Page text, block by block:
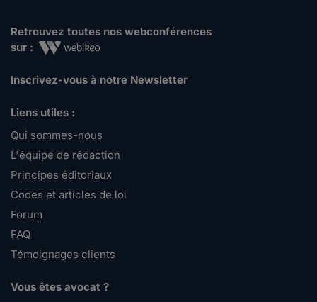
Retrouvez toutes nos webconférences
sur :
Inscrivez-vous à notre Newsletter
Liens utiles :
Qui sommes-nous
L'équipe de rédaction
Principes éditoriaux
Codes et articles de loi
Forum
FAQ
Témoignages clients
Vous êtes avocat ?